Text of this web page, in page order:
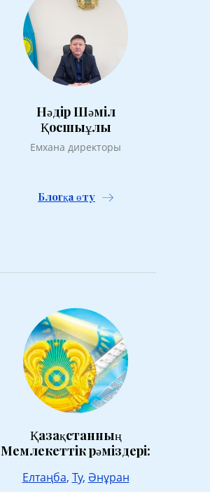
Нәдір Шәміл
Қосшыұлы
Емхана директоры
Блогқа өту
Қазақстанның
Мемлекеттік рәміздері:
Елтаңба, Ту, Әнұран